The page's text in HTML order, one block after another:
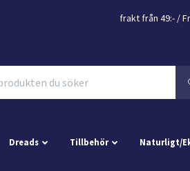
frakt från 49:- /
Dreads Tillbehör Naturligt/